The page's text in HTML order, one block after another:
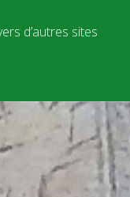
d’autres sites